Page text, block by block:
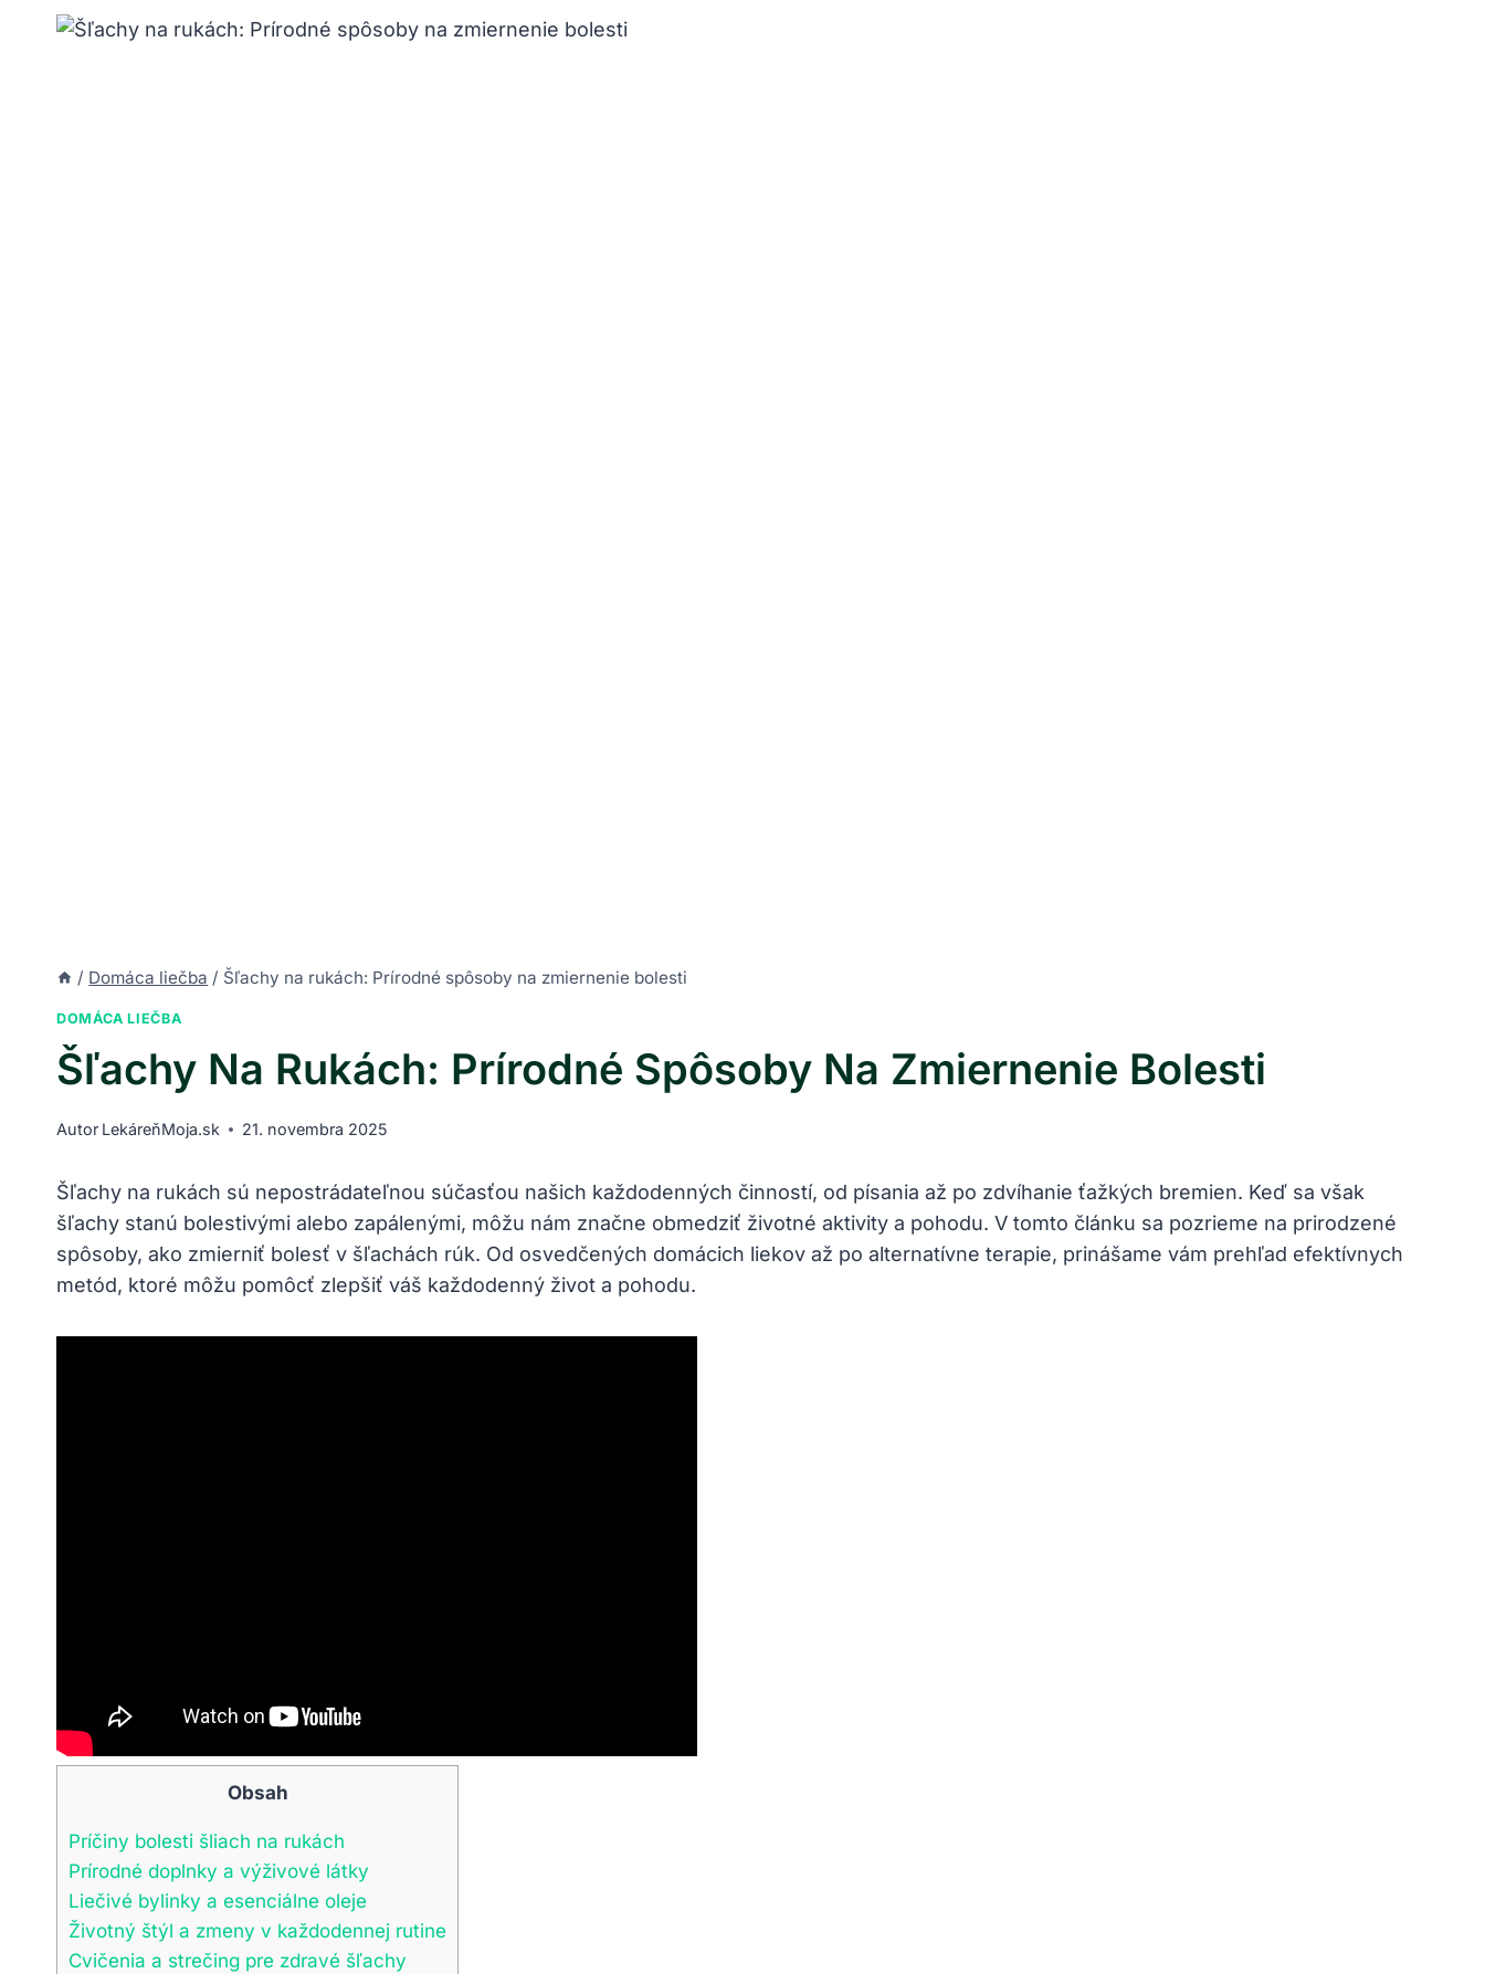
/ Domáca liečba / Šľachy na rukách: Prírodné spôsoby na zmiernenie bolesti
DOMÁCA LIEČBA
Šľachy Na Rukách: Prírodné Spôsoby Na Zmiernenie Bolesti
Autor LekáreňMoja.sk 21. novembra 2025
Šľachy na rukách sú nepostrádateľnou súčasťou našich každodenných činností, od písania až po zdvíhanie ťažkých bremien. Keď sa však
šľachy stanú bolestivými alebo zapálenými, môžu nám značne obmedziť životné aktivity a pohodu. V tomto článku sa pozrieme na prirodzené
spôsoby, ako zmierniť bolesť v šľachách rúk. Od osvedčených domácich liekov až po alternatívne terapie, prinášame vám prehľad efektívnych
metód, ktoré môžu pomôcť zlepšiť váš každodenný život a pohodu.
Obsah
Príčiny bolesti šliach na rukách
Prírodné doplnky a výživové látky
Liečivé bylinky a esenciálne oleje
Životný štýl a zmeny v každodennej rutine
Cvičenia a strečing pre zdravé šľachy